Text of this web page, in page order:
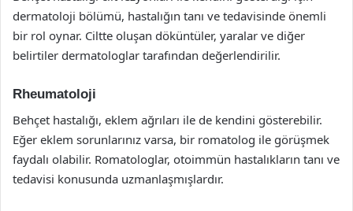
dermatoloji bölümü, hastalığın tanı ve tedavisinde önemli
bir rol oynar. Ciltte oluşan döküntüler, yaralar ve diğer
belirtiler dermatologlar tarafından değerlendirilir.
Rheumatoloji
Behçet hastalığı, eklem ağrıları ile de kendini gösterebilir.
Eğer eklem sorunlarınız varsa, bir romatolog ile görüşmek
faydalı olabilir. Romatologlar, otoimmün hastalıkların tanı ve
tedavisi konusunda uzmanlaşmışlardır.